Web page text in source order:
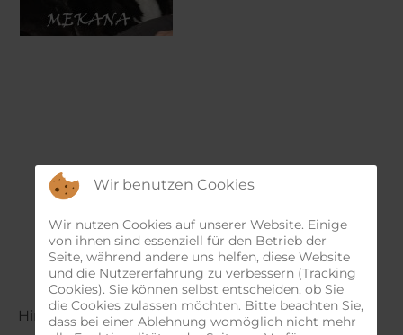
Hinweis:
Wir benutzen Cookies
Wir nutzen Cookies auf unserer Website. Einige
von ihnen sind essenziell für den Betrieb der
Seite, während andere uns helfen, diese Website
und die Nutzererfahrung zu verbessern (Tracking
Cookies). Sie können selbst entscheiden, ob Sie
die Cookies zulassen möchten. Bitte beachten Sie,
dass bei einer Ablehnung womöglich nicht mehr